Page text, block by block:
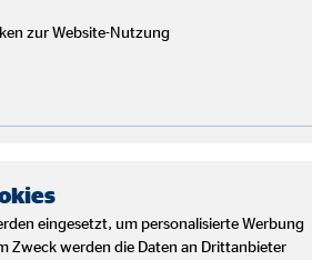
ausnahmsweise
mit unserem Unternehmen
unser Unternehmen bereit und
Versicherungsprodukte betrifft,
vor der
Verbraucherschlichtungsstelle
zur Website-Nutzung
eingesetzt, um personalisierte Werbung
Zweck werden die Daten an Drittanbieter